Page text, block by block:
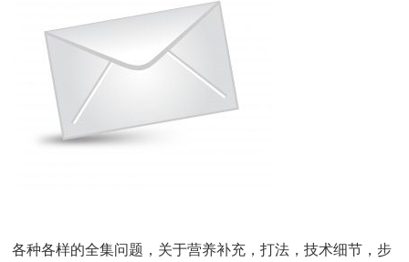
各种各样的全集问题，关于营养补充，打法，技术细节，步